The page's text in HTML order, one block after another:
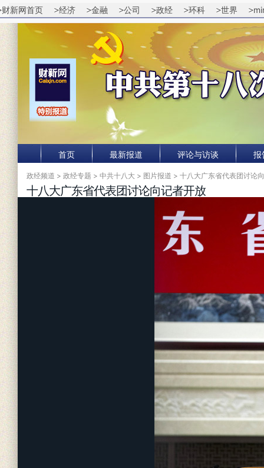
财新网首页 经济 金融 公司 政经 环科 世界
首页 最新报道 评论与访谈 报
政经频道 > 政经专题 > 中共十八大 > 图片报道 > 十八大广东省代表团讨论
十八大广东省代表团讨论向记者开放